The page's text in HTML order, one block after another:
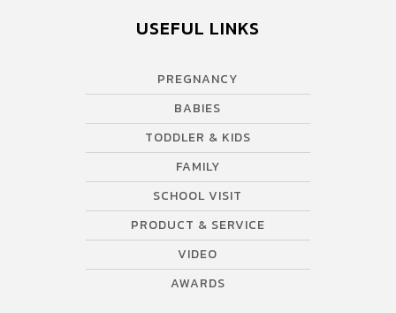
USEFUL LINKS
PREGNANCY
BABIES
TODDLER & KIDS
FAMILY
SCHOOL VISIT
PRODUCT & SERVICE
VIDEO
AWARDS